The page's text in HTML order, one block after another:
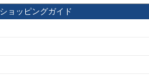
ショッピングガイド